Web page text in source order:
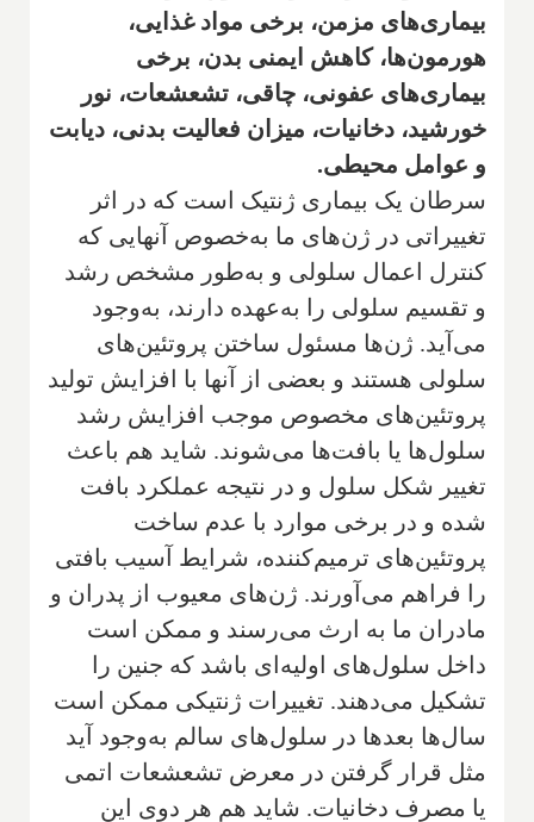
بیماری‌های مزمن، برخی مواد غذایی،
هورمون‌ها، کاهش ایمنی بدن، برخی
بیماری‌های عفونی، چاقی، تشعشعات، نور
خورشید، دخانیات، میزان فعالیت بدنی، دیابت
و عوامل محیطی.
سرطان یک بیماری ژنتیک است که در اثر
تغییراتی در ژن‌های ما به‌خصوص آنهایی که
کنترل اعمال سلولی و به‌طور مشخص رشد
و تقسیم سلولی را به‌عهده دارند، به‌وجود
می‌آید. ژن‌ها مسئول ساختن پروتئین‌های
سلولی هستند و بعضی از آنها با افزایش تولید
پروتئین‌های مخصوص موجب افزایش رشد
سلول‌ها یا بافت‌ها می‌شوند. شاید هم باعث
تغییر شکل سلول و در نتیجه عملکرد بافت
شده و در برخی موارد با عدم ساخت
پروتئین‌های ترمیم‌کننده، شرایط آسیب بافتی
را فراهم می‌آورند. ژن‌های معیوب از پدران و
مادران ما به ارث می‌رسند و ممکن است
داخل سلول‌های اولیه‌ای باشد که جنین را
تشکیل می‌دهند. تغییرات ژنتیکی ممکن است
سال‌ها بعدها در سلول‌های سالم به‌وجود آید
مثل قرار گرفتن در معرض تشعشعات اتمی
یا مصرف دخانیات. شاید هم هر دوی این